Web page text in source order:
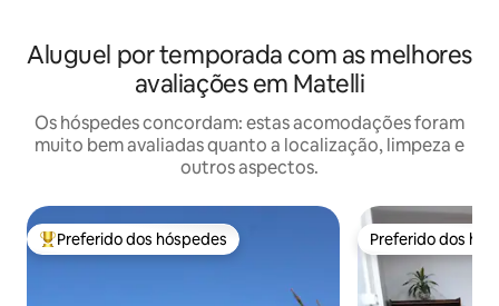
Aluguel por temporada com as melhores
avaliações em Matelli
Os hóspedes concordam: estas acomodações foram
muito bem avaliadas quanto a localização, limpeza e
outros aspectos.
Entre os melhores preferidos dos hóspedes
Preferido dos hóspedes Preferido dos
Preferido dos